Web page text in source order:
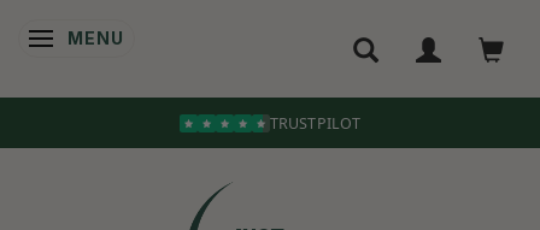
SKIFTE NAVIGATION
MENU
TRUSTPILOT